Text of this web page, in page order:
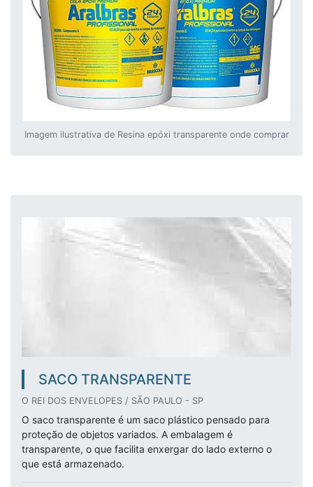
Imagem ilustrativa de Resina epóxi transparente onde comprar
SACO TRANSPARENTE
O REI DOS ENVELOPES / SÃO PAULO - SP
O saco transparente é um saco plástico pensado para
proteção de objetos variados. A embalagem é
transparente, o que facilita enxergar do lado externo o
que está armazenado.